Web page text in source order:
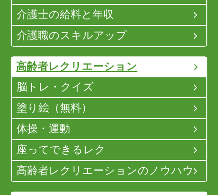
介護士の給料と年収
介護職のスキルアップ
高齢者レクリエーション
脳トレ・クイズ
塗り絵（無料）
体操・運動
座ってできるレク
高齢者レクリエーションのノウハウ